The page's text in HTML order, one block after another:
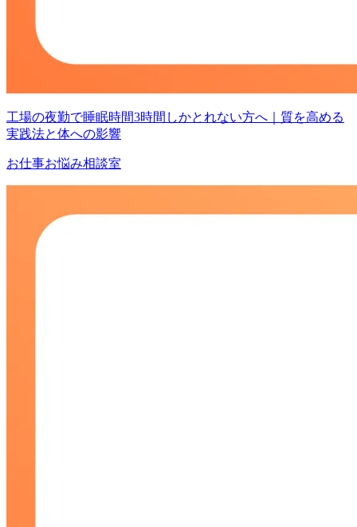
工場の夜勤で睡眠時間3時間しかとれない方へ｜質を高める
実践法と体への影響
お仕事お悩み相談室